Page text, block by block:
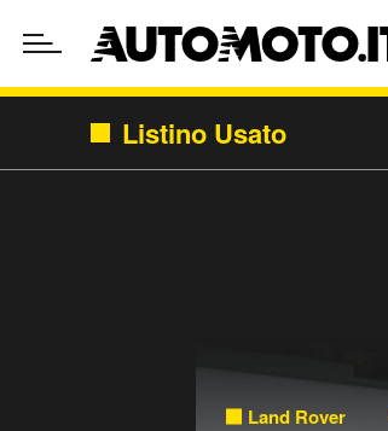
Listino Usato
Land Rover